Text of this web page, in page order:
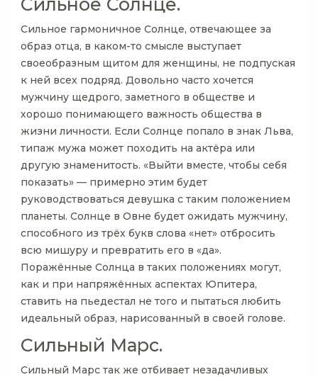
Сильное Солнце.
Сильное гармоничное Солнце, отвечающее за
образ отца, в каком-то смысле выступает
своеобразным щитом для женщины, не подпуская
к ней всех подряд. Довольно часто хочется
мужчину щедрого, заметного в обществе и
хорошо понимающего важность общества в
жизни личности. Если Солнце попало в знак Льва,
типаж мужа может походить на актёра или
другую знаменитость. «Выйти вместе, чтобы себя
показать» — примерно этим будет
руководствоваться девушка с таким положением
планеты. Солнце в Овне будет ожидать мужчину,
способного из трёх букв слова «нет» отбросить
всю мишуру и превратить его в «да».
Поражённые Солнца в таких положениях могут,
как и при напряжённых аспектах Юпитера,
ставить на пьедестал не того и пытаться любить
идеальный образ, нарисованный в своей голове.
Сильный Марс.
Сильный Марс так же отбивает незадачливых